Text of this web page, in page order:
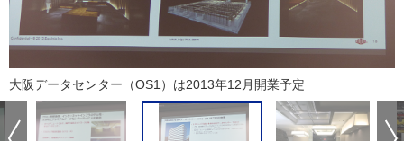
大阪データセンター（OS1）は2013年12月開業予定